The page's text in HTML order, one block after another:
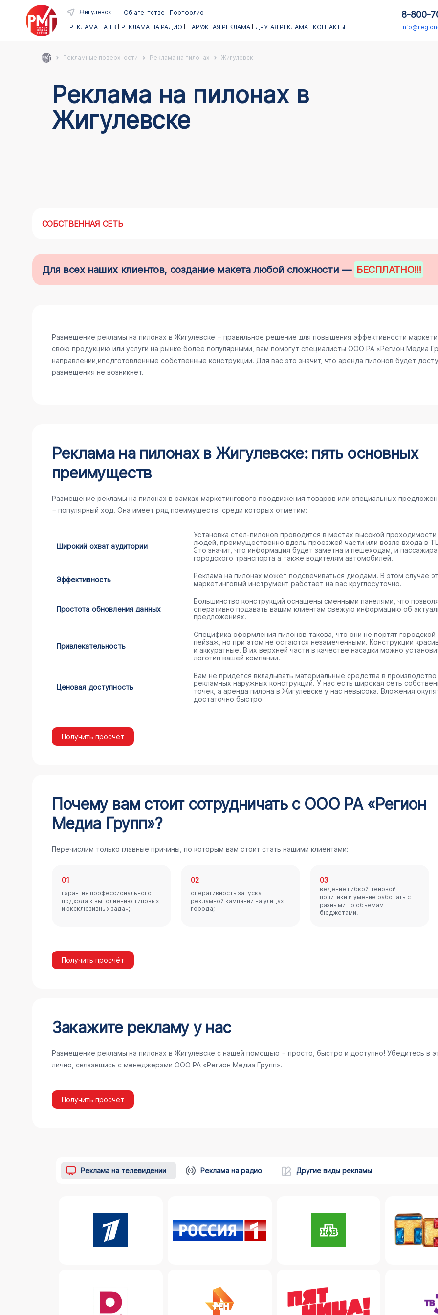
Жигулёвск Об агентстве
Портфолио
РЕКЛАМА НА ТВ
РЕКЛАМА НА РАДИО НАРУЖНАЯ РЕКЛАМА ДРУГАЯ РЕКЛАМА КОНТАКТЫ
8-800-
Рекламные поверхности Реклама на пилонах Жигулевск
Реклама на пилонах в
Жигулевске
СОБСТВЕННАЯ СЕТЬ
Для всех наших клиентов, создание макета любой сложности — БЕСПЛАТНО!!!
Размещение рекламы на пилонах в Жигулевске − правильное решение для повышения эффективности
свою продукцию или услуги на рынке более популярными, вам помогут специалисты ООО РА «Регион Медиа
направлении,иподготовленные собственные конструкции. Для вас это значит, что аренда пилонов будет
размещения не возникнет.
Реклама на пилонах в Жигулевске: пять основных
преимуществ
Размещение рекламы на пилонах в рамках маркетингового продвижения товаров или специальных
− популярный ход. Она имеет ряд преимуществ, среди которых отметим:
Широкий охват аудитории
Установка стел-пилонов проводится в местах высокой проходимости
людей, преимущественно вдоль проезжей части или возле входа в
Это значит, что информация будет заметна и пешеходам, и
городского транспорта а также водителям автомобилей.
Эффективность
Реклама на пилонах может подсвечиваться диодами. В этом случае
маркетинговый инструмент работает на вас круглосуточно.
Простота обновления данных
Большинство конструкций оснащены сменными панелями, что
оперативно подавать вашим клиентам свежую информацию об
предложениях.
Привлекательность
Специфика оформления пилонов такова, что они не портят городской
пейзаж, но при этом не остаются незамеченными. Конструкции
и аккуратные. В их верхней части в качестве насадки можно
логотип вашей компании.
Ценовая доступность
Вам не придётся вкладывать материальные средства в производство
рекламных наружных конструкций. У нас есть широкая сеть
точек, а аренда пилона в Жигулевске у нас невысока. Вложения
достаточно быстро.
Получить просчёт
Почему вам стоит сотрудничать с ООО РА «Регион
Медиа Групп»?
Перечислим только главные причины, по которым вам стоит стать нашими клиентами:
01
гарантия профессионального
подхода к выполнению типовых
и эксклюзивных задач;
02
оперативность запуска
рекламной кампании на улицах
города;
03
ведение гибкой ценовой
политики и умение работать с
разными по объёмам
бюджетами.
Получить просчёт
Закажите рекламу у нас
Размещение рекламы на пилонах в Жигулевске с нашей помощью − просто, быстро и доступно! Убедитесь в
лично, связавшись с менеджерами ООО РА «Регион Медиа Групп».
Получить просчёт
Реклама на телевидении Реклама на радио Другие виды рекламы